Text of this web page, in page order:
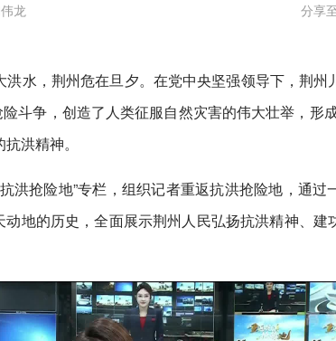
龙 分享
水，荆州危在旦夕。在党中央坚强领导下，荆州
斗争，创造了人类征服自然灾害的伟大壮举，形
洪精神。
洪抢险地”专栏，组织记者重返抗洪抢险地，通过
地的历史，全面展示荆州人民弘扬抗洪精神、建